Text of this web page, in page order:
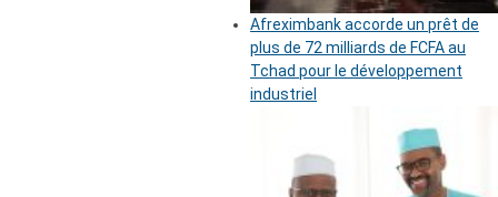
Afreximbank accorde un prêt de
plus de 72 milliards de FCFA au
Tchad pour le développement
industriel